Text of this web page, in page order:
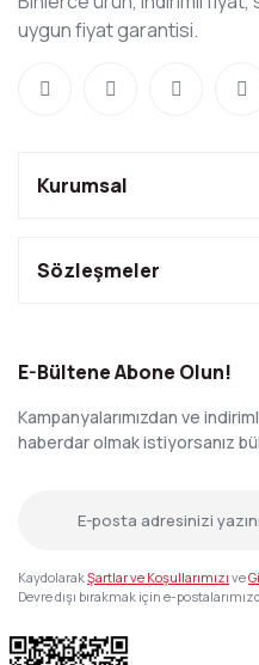
uygun fiyat garantisi.
Kurumsal
Sözleşmeler
E-Bültene Abone Olun!
Kampanyalarımızdan ve
haberdar olmak istiyorsanız
KaydolarakŞartlar ve Koşullarımızı ve
Devre dışı bırakmak için e-